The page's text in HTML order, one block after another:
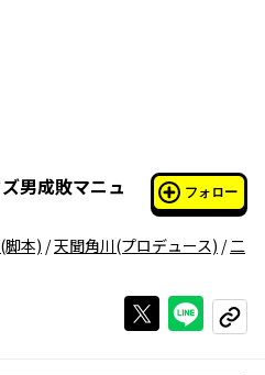
男成敗マニュ
フォロー
(脚本) /天聞角川(プロデュース) /二
Xで投稿する
ライン
コピー